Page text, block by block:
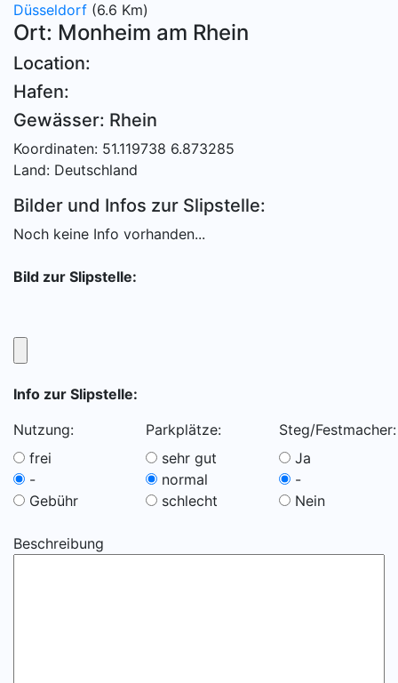
Düsseldorf (6.6 Km)
Ort: Monheim am Rhein
Location:
Hafen:
Gewässer: Rhein
Koordinaten: 51.119738 6.873285
Land: Deutschland
Bilder und Infos zur Slipstelle:
Noch keine Info vorhanden...
Bild zur Slipstelle:
Info zur Slipstelle:
Nutzung:
frei
-
Gebühr
Parkplätze:
sehr gut
normal
schlecht
Steg/Festmacher:
Ja
-
Nein
Beschreibung